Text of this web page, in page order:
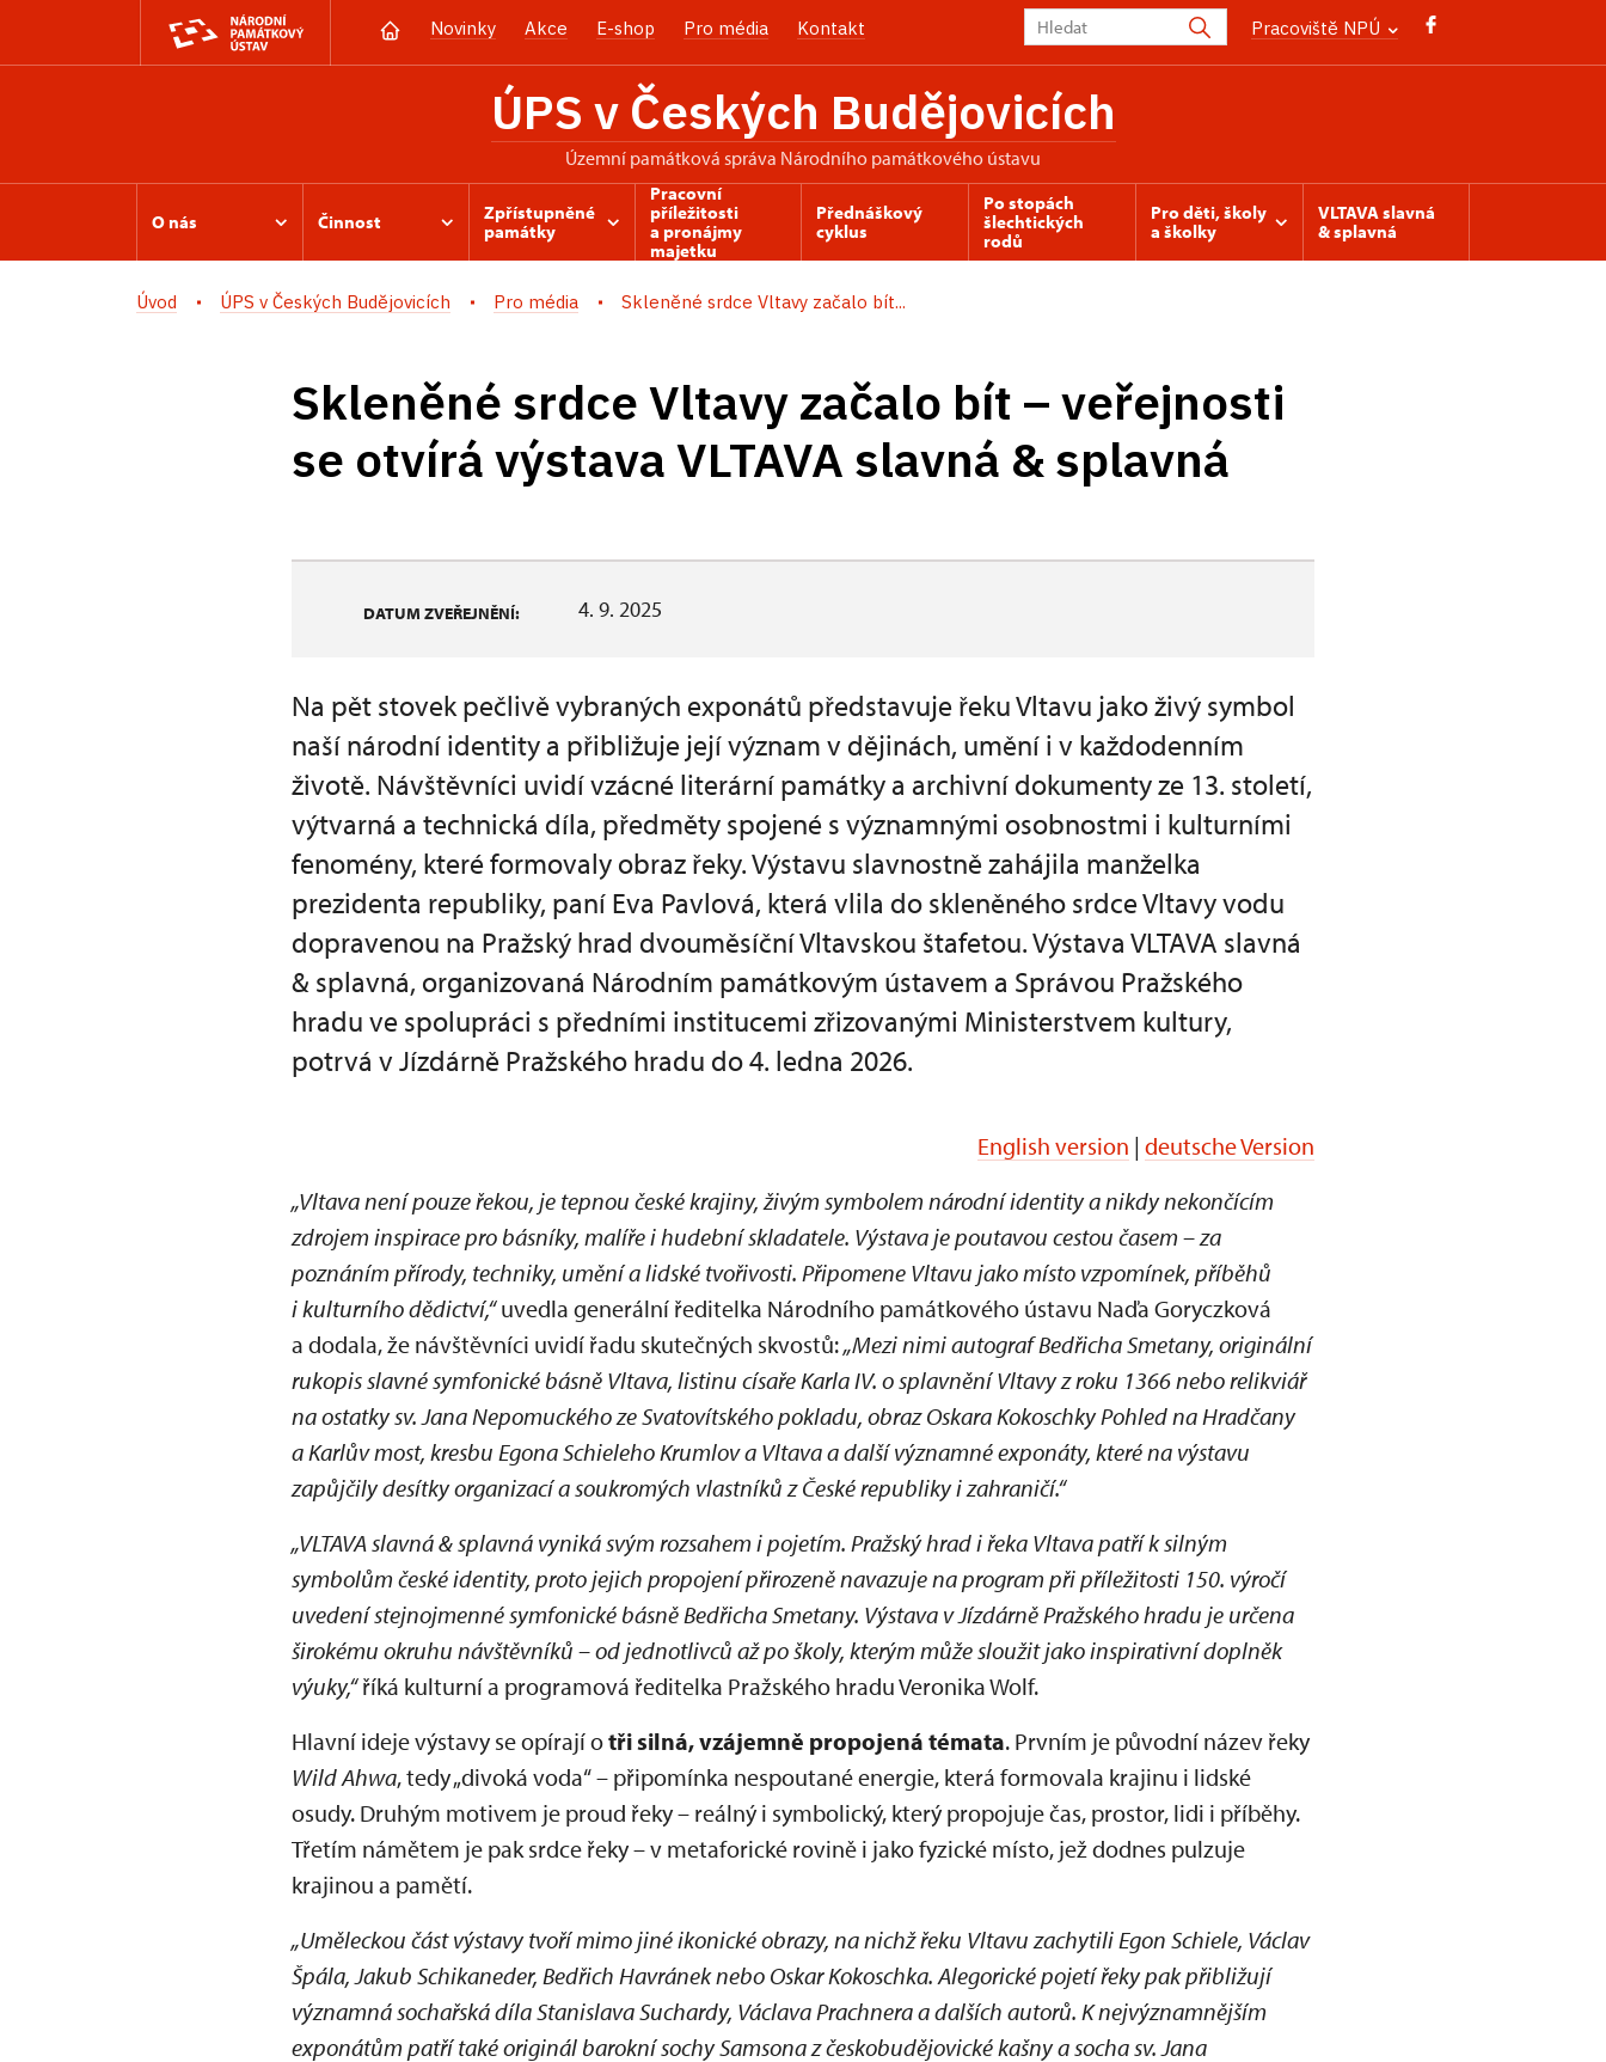
Novinky Akce E-shop Pro média Kontakt Pracoviště NPÚ
ÚPS v Českých Budějovicích
územní památková správa Národního památkového ústavu
O nás Činnost
Zpřístupněné
památky
Pracovní
příležitosti
a pronájmy
majetku
Přednáškový
cyklus
Po stopách
šlechtických
rodů
Pro děti, školy
a školky
VLTAVA slavná
& splavná
Úvod ÚPS v Českých Budějovicích Pro média Skleněné srdce Vltavy začalo bít...
Skleněné srdce Vltavy začalo bít – veřejnosti
se otvírá výstava VLTAVA slavná & splavná
DATUM ZVEŘEJNĚNÍ: 4. 9. 2025
Na pět stovek pečlivě vybraných exponátů představuje řeku Vltavu jako živý symbol
naší národní identity a přibližuje její význam v dějinách, umění i v každodenním
životě. Návštěvníci uvidí vzácné literární památky a archivní dokumenty ze 13. století,
výtvarná a technická díla, předměty spojené s významnými osobnostmi i kulturními
fenomény, které formovaly obraz řeky. Výstavu slavnostně zahájila manželka
prezidenta republiky, paní Eva Pavlová, která vlila do skleněného srdce Vltavy vodu
dopravenou na Pražský hrad dvouměsíční Vltavskou štafetou. Výstava VLTAVA slavná
& splavná, organizovaná Národním památkovým ústavem a Správou Pražského
hradu ve spolupráci s předními institucemi zřizovanými Ministerstvem kultury,
potrvá v Jízdárně Pražského hradu do 4. ledna 2026.
English version | deutsche Version
„Vltava není pouze řekou, je tepnou české krajiny, živým symbolem národní identity a nikdy nekončícím
zdrojem inspirace pro básníky, malíře i hudební skladatele. Výstava je poutavou cestou časem – za
poznáním přírody, techniky, umění a lidské tvořivosti. Připomene Vltavu jako místo vzpomínek, příběhů
i kulturního dědictví,“uvedla generální ředitelka Národního památkového ústavu Naďa Goryczková
a dodala, že návštěvníci uvidí řadu skutečných skvostů:„Mezi nimi autograf Bedřicha Smetany, originální
rukopis slavné symfonické básně Vltava, listinu císaře Karla IV. o splavnění Vltavy z roku 1366 nebo relikviář
na ostatky sv. Jana Nepomuckého ze Svatovítského pokladu, obraz Oskara Kokoschky Pohled na Hradčany
a Karlův most, kresbu Egona Schieleho Krumlov a Vltava a další významné exponáty, které na výstavu
zapůjčily desítky organizací a soukromých vlastníků z České republiky i zahraničí.“
„VLTAVA slavná & splavná vyniká svým rozsahem i pojetím. Pražský hrad i řeka Vltava patří k silným
symbolům české identity, proto jejich propojení přirozeně navazuje na program při příležitosti 150. výročí
uvedení stejnojmenné symfonické básně Bedřicha Smetany. Výstava v Jízdárně Pražského hradu je určena
širokému okruhu návštěvníků – od jednotlivců až po školy, kterým může sloužit jako inspirativní doplněk
výuky,“říká kulturní a programová ředitelka Pražského hradu Veronika Wolf.
Hlavní ideje výstavy se opírají otři silná, vzájemně propojená témata. Prvním je původní název řeky
Wild Ahwa, tedy „divoká voda“ – připomínka nespoutané energie, která formovala krajinu i lidské
osudy. Druhým motivem je proud řeky – reálný i symbolický, který propojuje čas, prostor, lidi i příběhy.
Třetím námětem je pak srdce řeky – v metaforické rovině i jako fyzické místo, jež dodnes pulzuje
krajinou a pamětí.
„Uměleckou část výstavy tvoří mimo jiné ikonické obrazy, na nichž řeku Vltavu zachytili Egon Schiele, Václav
Špála, Jakub Schikaneder, Bedřich Havránek nebo Oskar Kokoschka. Alegorické pojetí řeky pak přibližují
významná sochařská díla Stanislava Suchardy, Václava Prachnera a dalších autorů. K nejvýznamnějším
exponátům patří také originál barokní sochy Samsona z českobudějovické kašny a socha sv. Jana